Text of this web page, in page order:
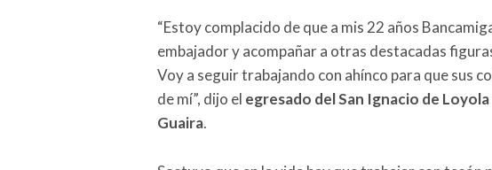
“Estoy complacido de que a mis 22 años
embajador y acompañar a otras destacadas
Voy a seguir trabajando con ahínco para que sus
de mí”, dijo el egresado del San Ignacio de Loyola
Guaira.